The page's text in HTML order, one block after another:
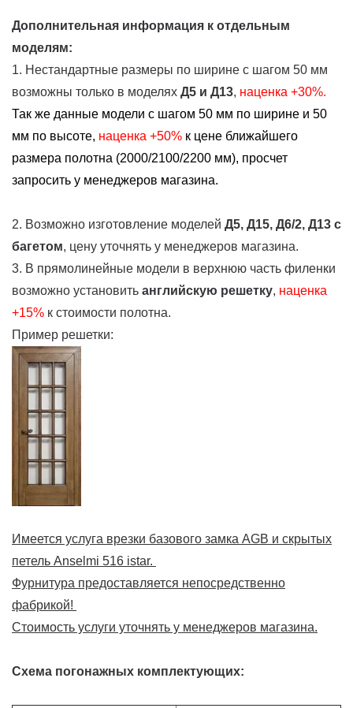
Дополнительная информация к отдельным
моделям:
1. Нестандартные размеры по ширине с шагом 50 мм
возможны только в моделях Д5 и Д13, наценка +30%.
Так же данные модели с шагом 50 мм по ширине и 50
мм по высоте, наценка +50% к цене ближайшего
размера полотна (2000/2100/2200 мм), просчет
запросить у менеджеров магазина.
2. Возможно изготовление моделей Д5, Д15, Д6/2, Д13 с
багетом, цену уточнять у менеджеров магазина.
3. В прямолинейные модели в верхнюю часть филенки
возможно установить английскую решетку, наценка
+15% к стоимости полотна.
Пример решетки:
Имеется услуга врезки базового замка AGB и скрытых
петель Anselmi 516 istar.
Фурнитура предоставляется непосредственно
фабрикой!
Стоимость услуги уточнять у менеджеров магазина.
Схема погонажных комплектующих: